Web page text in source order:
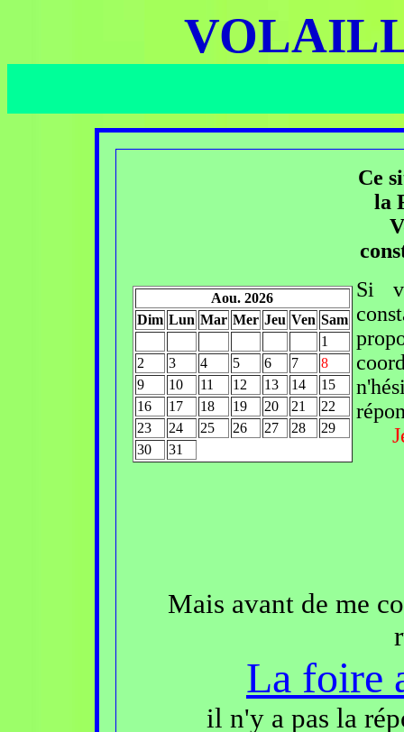
Aou. 2026
Dim Lun Mar Mer Jeu Ven Sam
1
2
3 4 5 6 7
8
9
10 11 12 13 14
15
16
17 18 19 20 21
22
23
24 25 26 27 28
29
30
31
Ce
la
Si
Mais avant de me
La foire
il n'y a pas la